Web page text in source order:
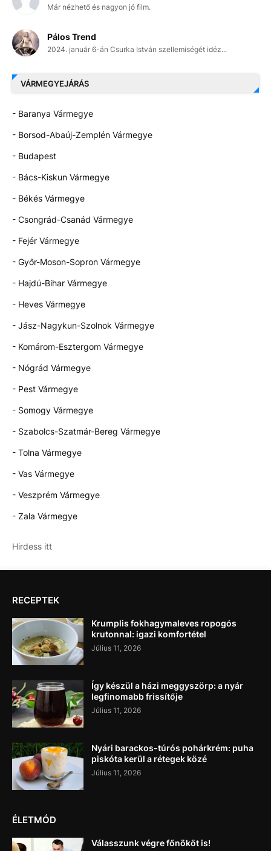
Már nézhető és nagyon jó film.
Pálos Trend
2024. január 6-án Csurka István szellemiségét idéz...
VÁRMEGYEJÁRÁS
- Baranya Vármegye
- Borsod-Abaúj-Zemplén Vármegye
- Budapest
- Bács-Kiskun Vármegye
- Békés Vármegye
- Csongrád-Csanád Vármegye
- Fejér Vármegye
- Győr-Moson-Sopron Vármegye
- Hajdú-Bihar Vármegye
- Heves Vármegye
- Jász-Nagykun-Szolnok Vármegye
- Komárom-Esztergom Vármegye
- Nógrád Vármegye
- Pest Vármegye
- Somogy Vármegye
- Szabolcs-Szatmár-Bereg Vármegye
- Tolna Vármegye
- Vas Vármegye
- Veszprém Vármegye
- Zala Vármegye
Hirdess itt
RECEPTEK
Krumplis fokhagymaleves ropogós
krutonnal: igazi komfortétel
Július 11, 2026
Így készül a házi meggyszörp: a nyár
legfinomabb frissítője
Július 11, 2026
Nyári barackos-túrós pohárkrém: puha
piskóta kerül a rétegek közé
Július 11, 2026
ÉLETMÓD
Válasszunk végre főnököt is!